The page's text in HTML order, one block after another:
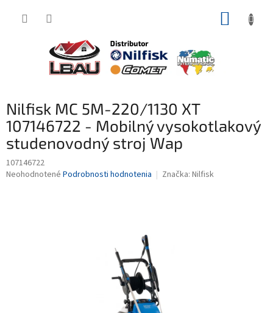
Nilfisk MC 5M-220/1130 XT
107146722 - Mobilný vysokotlakový
studenovodný stroj Wap
107146722
Priemerné
Neohodnotené Podrobnosti hodnotenia Značka: Nilfisk